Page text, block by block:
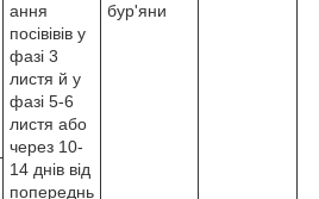
ання
посівівів у
фазі 3
листя й у
фазі 5-6
листя або
через 10-
14 днів від
попереднь
бур'яни